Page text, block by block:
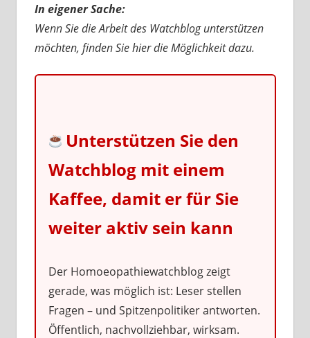
In eigener Sache:
Wenn Sie die Arbeit des Watchblog unterstützen
möchten, finden Sie hier die Möglichkeit dazu.
Unterstützen Sie den
Watchblog mit einem
Kaffee, damit er für Sie
weiter aktiv sein kann
Der Homoeopathiewatchblog zeigt
gerade, was möglich ist: Leser stellen
Fragen – und Spitzenpolitiker antworten.
Öffentlich, nachvollziehbar, wirksam.